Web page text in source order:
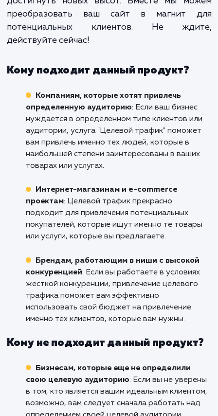
этого мы анализируем
конкретный бизнес и
эффективны именно для него.
Не упускайте возможность привлечь
трафик на ваш сайт в Саратове.
нами уже сегодня, чтобы обсудить, как
достигнуть новых высот. Вместе мы
преобразовать ваш сайт в магнит
потенциальных клиентов. Не
действуйте сейчас!
Кому подходит данный продукт?
Компаниям, которые хотят привлечь
определенную аудиторию : Если ваш
нуждается в определенном типе клиентов
аудитории, услуга "Целевой трафик"
наибольшей степени заинтересованы в
товарах или услугах.
Интернет-магазинам и e-commerce